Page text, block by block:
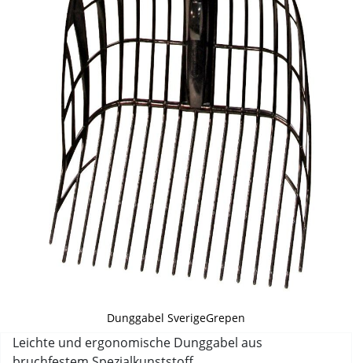
Dunggabel SverigeGrepen
Leichte und ergonomische Dunggabel aus